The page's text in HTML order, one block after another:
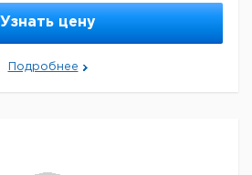
Узнать цену
Подробнее